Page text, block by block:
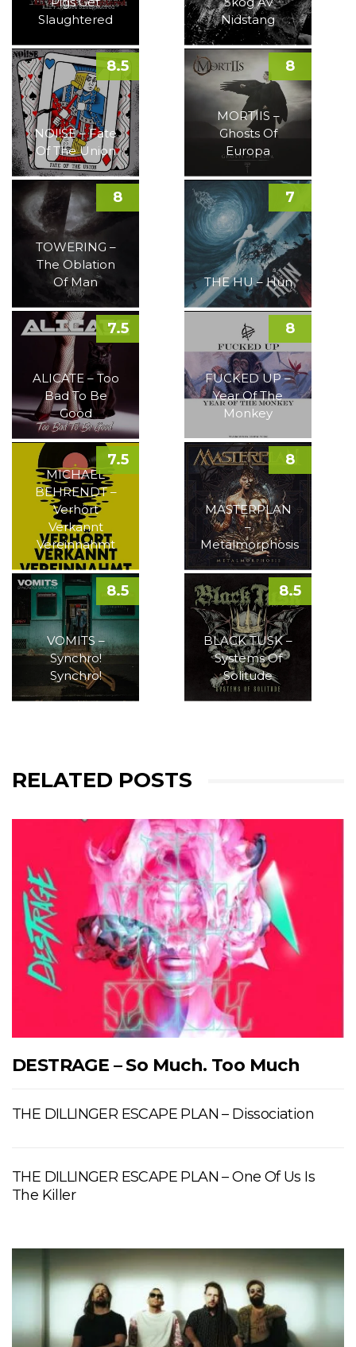
Slaughtered
Nidstang
NOI!SE – Fate
Of The Union
8.5
MORTIIS –
Ghosts Of
Europa
8
TOWERING –
The Oblation
Of Man
8
THE HU – Hun
7
ALICATE – Too
Bad To Be
Good
7.5
FUCKED UP –
Year Of The
Monkey
8
MICHAEL
BEHRENDT –
Verhört
Verkannt
Vereinnahmt
7.5
MASTERPLAN
–
Metalmorphosis
8
VOMITS –
Synchro!
Synchro!
8.5
BLACK TUSK –
Systems Of
Solitude
8.5
RELATED POSTS
DESTRAGE – So Much. Too Much
THE DILLINGER ESCAPE PLAN – Dissociation
THE DILLINGER ESCAPE PLAN – One Of Us Is
The Killer